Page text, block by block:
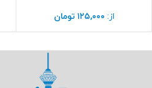
از: ۱۲۵,۰۰۰ تومان